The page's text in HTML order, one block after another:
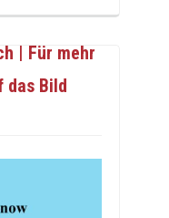
| Für mehr
das Bild